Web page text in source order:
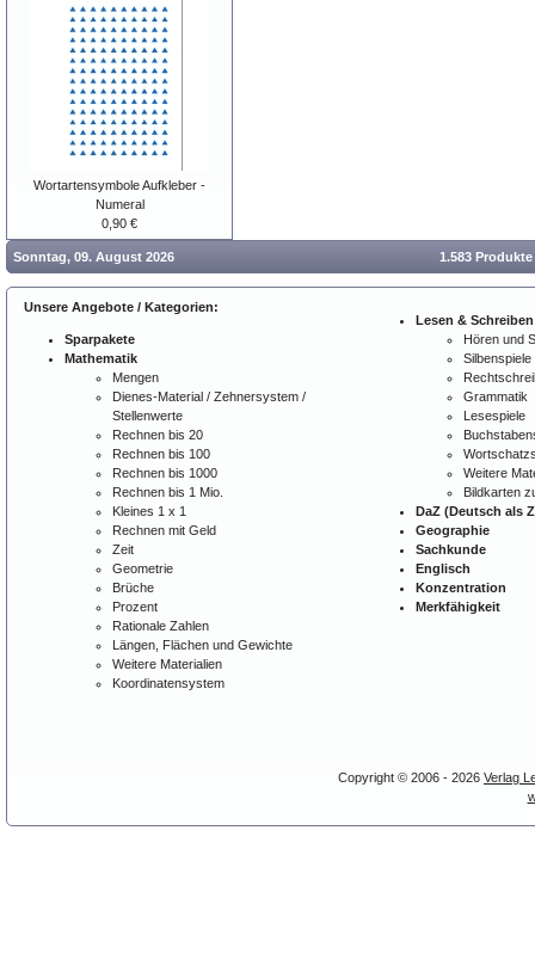
Wortartensymbole Aufkleber -
Numeral
0,90 €
Sonntag, 09. August 2026 1.583
Unsere Angebote / Kategorien:
Sparpakete
Mathematik
Mengen
Dienes-Material / Zehnersystem /
Stellenwerte
Rechnen bis 20
Rechnen bis 100
Rechnen bis 1000
Rechnen bis 1 Mio.
Kleines 1 x 1
Rechnen mit Geld
Zeit
Geometrie
Brüche
Prozent
Rationale Zahlen
Längen, Flächen und Gewichte
Weitere Materialien
Koordinatensystem
Lesen & Schreiben
Hören und
Silbenspiele
Grammatik
Lesespiele
Weitere
Bildkarten
DaZ (Deutsch als
Geographie
Sachkunde
Englisch
Konzentration
Merkfähigkeit
Copyright © 2006 - 2026 Verlag